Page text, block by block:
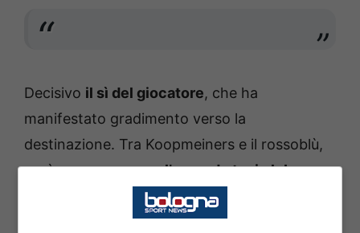
Decisivo il sì del giocatore, che ha
manifestato gradimento verso la
destinazione. Tra Koopmeiners e il rossoblù,
però,manca ancora l’accordo tra i club: per
portare l’olandese sotto le Due Torri servono
10 milioni di euro.